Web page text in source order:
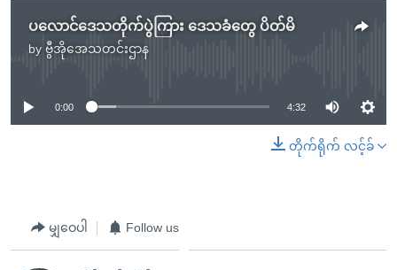
ပလောင်ဒေသတိုက်ပွဲကြား ဒေသခံတွေ ပိတ်မိ
by ဗွီအိုအေသတင်းဌာန
No media source currently available
0:00 4:32
တိုက်ရိုက် လင့်ခ်
မျှဝေပါ Follow us